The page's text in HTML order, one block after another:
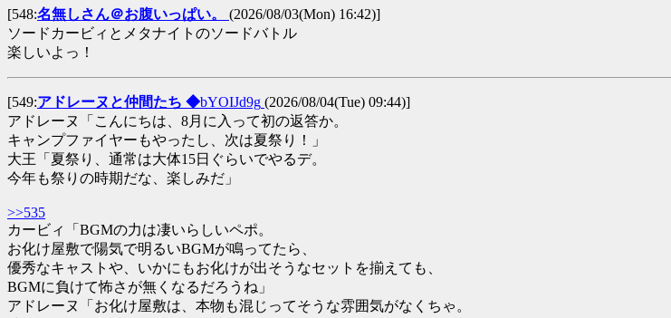
[548:名無しさん＠お腹いっぱい。 (2026/08/03(Mon) 16:42)]
ソードカービィとメタナイトのソードバトル
楽しいよっ！
[549:アドレーヌと仲間たち ◆bYOIJd9g (2026/08/04(Tue) 09:44)]
アドレーヌ「こんにちは、8月に入って初の返答か。
キャンプファイヤーもやったし、次は夏祭り！」
大王「夏祭り、通常は大体15日ぐらいでやるデ。
今年も祭りの時期だな、楽しみだ」
>>535
カービィ「BGMの力は凄いらしいペポ。
お化け屋敷で陽気で明るいBGMが鳴ってたら、
優秀なキャストや、いかにもお化けが出そうなセットを揃えても、
BGMに負けて怖さが無くなるだろうね」
アドレーヌ「お化け屋敷は、本物も混じってそうな雰囲気がなくちゃ。